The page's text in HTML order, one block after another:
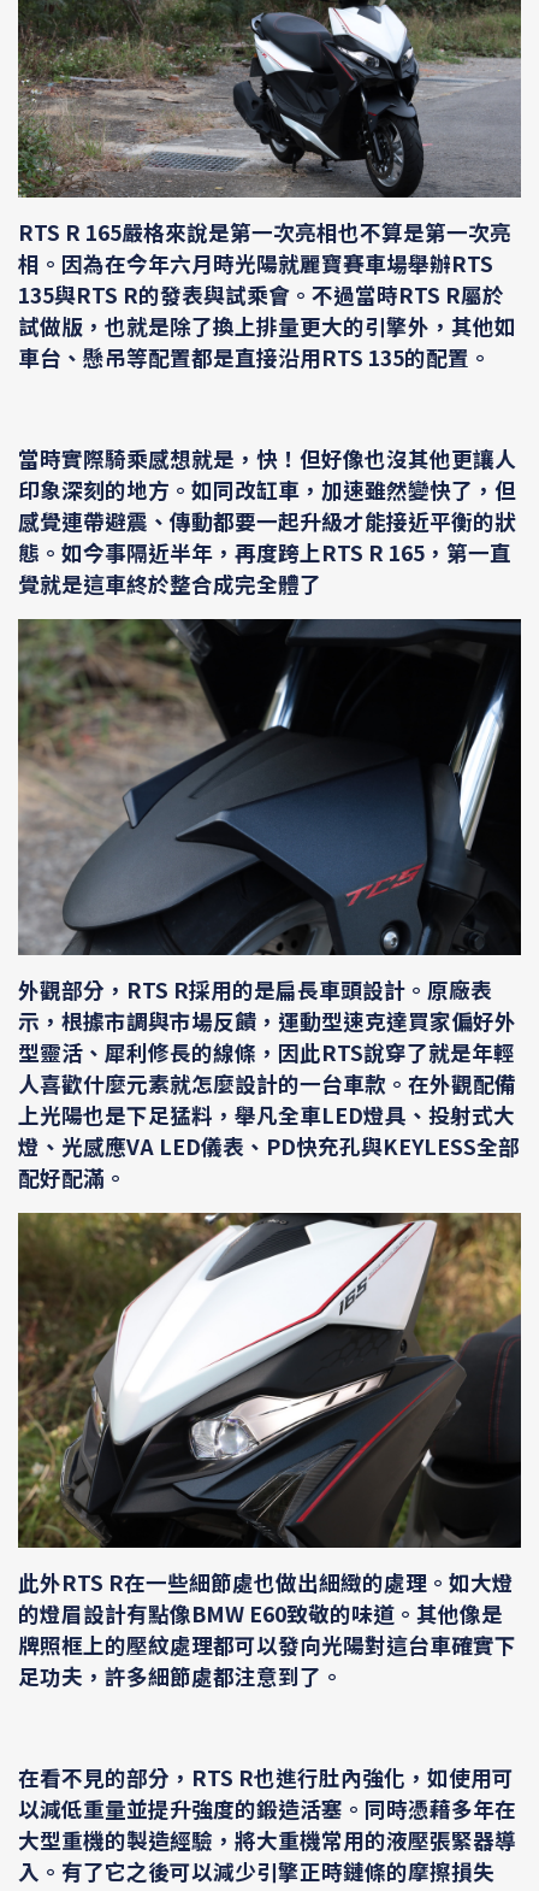
RTS R 165嚴格來說是第一次亮相也不算是第一次亮
相。因為在今年六月時光陽就麗寶賽車場舉辦RTS
135與RTS R的發表與試乘會。不過當時RTS R屬於
試做版，也就是除了換上排量更大的引擎外，其他如
車台、懸吊等配置都是直接沿用RTS 135的配置。
當時實際騎乘感想就是，快！但好像也沒其他更讓人
印象深刻的地方。如同改缸車，加速雖然變快了，但
感覺連帶避震、傳動都要一起升級才能接近平衡的狀
態。如今事隔近半年，再度跨上RTS R 165，第一直
覺就是這車終於整合成完全體了
外觀部分，RTS R採用的是扁長車頭設計。原廠表
示，根據市調與市場反饋，運動型速克達買家偏好外
型靈活、犀利修長的線條，因此RTS說穿了就是年輕
人喜歡什麼元素就怎麼設計的一台車款。在外觀配備
上光陽也是下足猛料，舉凡全車LED燈具、投射式大
燈、光感應VA LED儀表、PD快充孔與KEYLESS全部
配好配滿。
此外RTS R在一些細節處也做出細緻的處理。如大燈
的燈眉設計有點像BMW E60致敬的味道。其他像是
牌照框上的壓紋處理都可以發向光陽對這台車確實下
足功夫，許多細節處都注意到了。
在看不見的部分，RTS R也進行肚內強化，如使用可
以減低重量並提升強度的鍛造活塞。同時憑藉多年在
大型重機的製造經驗，將大重機常用的液壓張緊器導
入。有了它之後可以減少引擎正時鏈條的摩擦損失